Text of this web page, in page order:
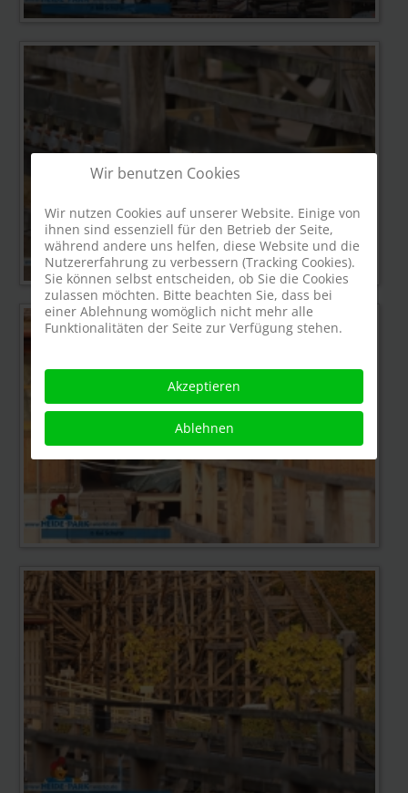
Wir benutzen Cookies
Wir nutzen Cookies auf unserer Website. Einige von
ihnen sind essenziell für den Betrieb der Seite,
während andere uns helfen, diese Website und die
Nutzererfahrung zu verbessern (Tracking Cookies).
Sie können selbst entscheiden, ob Sie die Cookies
zulassen möchten. Bitte beachten Sie, dass bei
einer Ablehnung womöglich nicht mehr alle
Funktionalitäten der Seite zur Verfügung stehen.
Akzeptieren
Ablehnen